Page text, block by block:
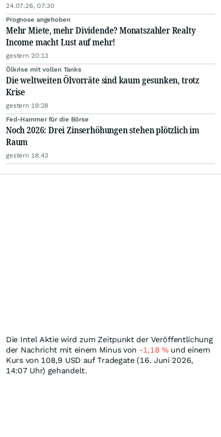
24.07.26, 07:30
Prognose angehoben
Mehr Miete, mehr Dividende? Monatszahler Realty
Income macht Lust auf mehr!
gestern 20:13
Ölkrise mit vollen Tanks
Die weltweiten Ölvorräte sind kaum gesunken, trotz
Krise
gestern 19:28
Fed-Hammer für die Börse
Noch 2026: Drei Zinserhöhungen stehen plötzlich im
Raum
gestern 18:43
Die Intel Aktie wird zum Zeitpunkt der Veröffentlichung
der Nachricht mit einem Minus von -1,18% und einem
Kurs von 108,9 USD auf Tradegate (16. Juni 2026,
14:07 Uhr) gehandelt.